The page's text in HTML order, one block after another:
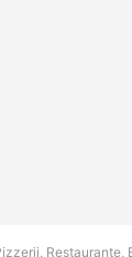
Restaurante,